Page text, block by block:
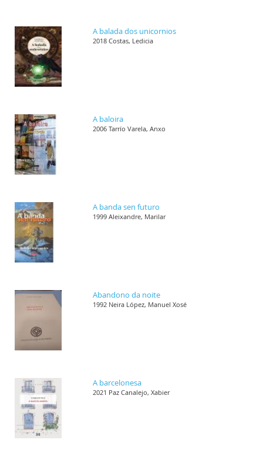
A balada dos unicornios
2018 Costas, Ledicia
A baloira
2006 Tarrío Varela, Anxo
A banda sen futuro
1999 Aleixandre, Marilar
Abandono da noite
1992 Neira López, Manuel Xosé
A barcelonesa
2021 Paz Canalejo, Xabier